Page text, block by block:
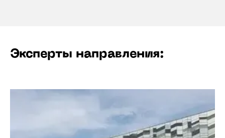
Эксперты направления: